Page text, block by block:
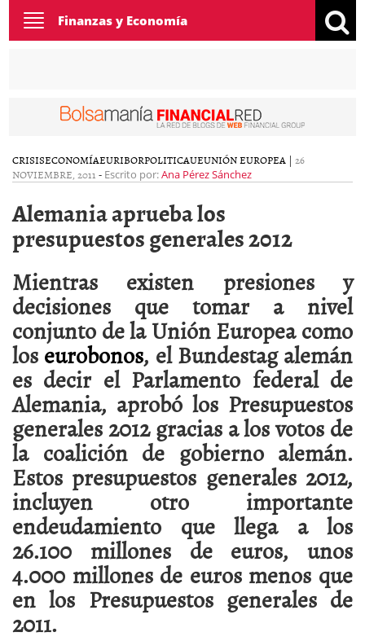
Toggle
navigation
Finanzas y Economía
CRISISECONOMÍAEURIBORPOLITICAUEUNIÓN EUROPEA | 26
NOVIEMBRE, 2011 - Escrito por:Ana Pérez Sánchez
Alemania aprueba los
presupuestos generales 2012
Mientras existen presiones y
decisiones que tomar a nivel
conjunto de la Unión Europea como
loseurobonos, el Bundestag alemán
es decir el Parlamento federal de
Alemania, aprobó los Presupuestos
generales 2012 gracias a los votos de
la coalición de gobierno alemán.
Estos presupuestos generales 2012,
incluyen otro importante
endeudamiento que llega a los
26.100 millones de euros, unos
4.000 millones de euros menos que
en los Presupuestos generales de
2011.